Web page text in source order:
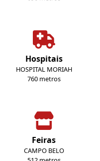
Hospitais
HOSPITAL MORIAH
760 metros
Feiras
CAMPO BELO